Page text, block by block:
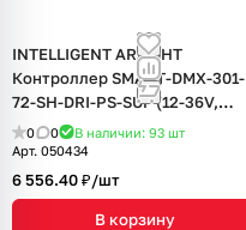
INTELLIGENT ARLIGHT
Контроллер SMART-DMX-301-
72-SH-DRI-PS-SUF (12-36V,
Master, TUYA Wi-Fi, 2.4G) (IARL,
IP20 Пластик, 5 лет)
0 0 В наличии: 93 шт
Арт. 050434
6 556.40 ₽/шт
В корзину